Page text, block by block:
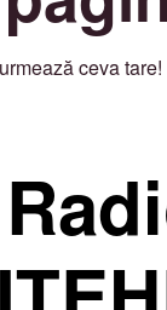
ceva tare!